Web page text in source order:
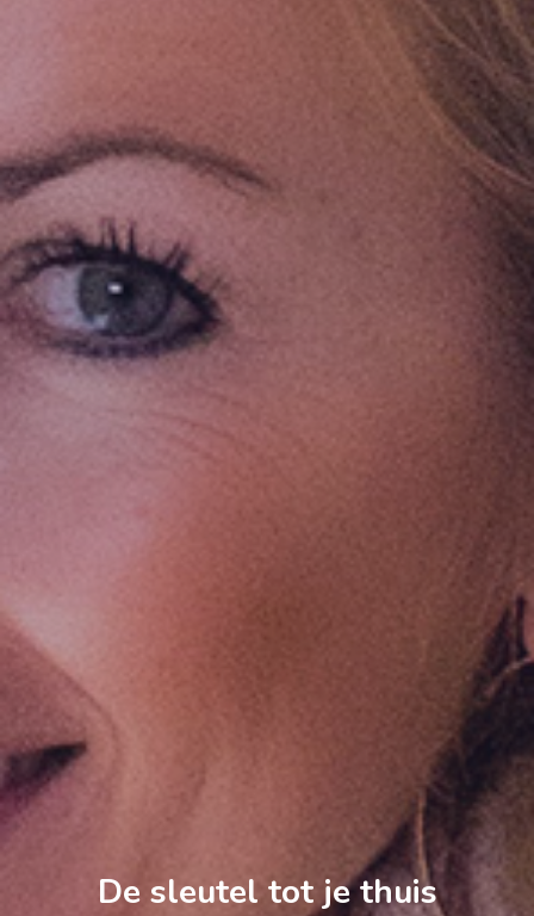
De sleutel tot je thuis